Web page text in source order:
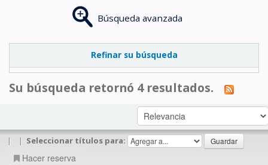
Búsqueda avanzada
Refinar su búsqueda
Su búsqueda retornó 4 resultados.
| | Seleccionar títulos para:
Hacer reserva